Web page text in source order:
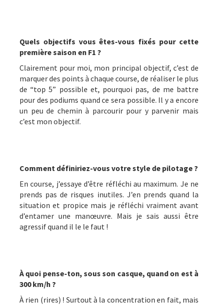
Quels objectifs vous êtes-vous fixés pour cette
première saison en F1 ?
Clairement pour moi, mon principal objectif, c’est de
marquer des points à chaque course, de réaliser le plus
de “top 5” possible et, pourquoi pas, de me battre
pour des podiums quand ce sera possible. Il y a encore
un peu de chemin à parcourir pour y parvenir mais
c’est mon objectif.
Comment définiriez-vous votre style de pilotage ?
En course, j’essaye d’être réfléchi au maximum. Je ne
prends pas de risques inutiles. J’en prends quand la
situation et propice mais je réfléchi vraiment avant
d’entamer une manœuvre. Mais je sais aussi être
agressif quand il le le faut !
À quoi pense-ton, sous son casque, quand on est à
300 km/h ?
À rien (rires) ! Surtout à la concentration en fait, mais